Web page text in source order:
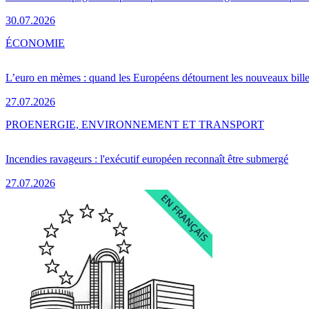
30.07.2026
L’euro en mèmes : quand les Européens détournent les nouveaux
27.07.2026
ÉCONOMIE
Incendies ravageurs : l'exécutif européen reconnaît être submergé
27.07.2026
PROENERGIE, ENVIRONNEMENT ET TRANSPORT